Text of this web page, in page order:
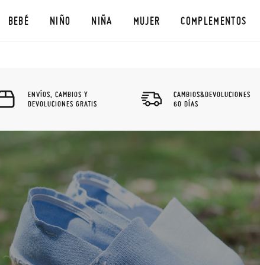
BEBÉ NIÑO NIÑA MUJER COMPLEMENTOS
ENVÍOS, CAMBIOS Y
DEVOLUCIONES GRATIS
CAMBIOS&DEVOLUCIONES
60 DÍAS